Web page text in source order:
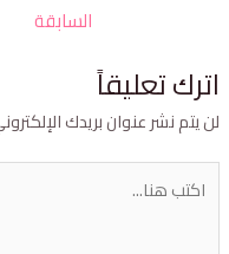
السابقة
تعليقاً
يتم نشر عنوان بريدك الإلكتروني.